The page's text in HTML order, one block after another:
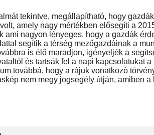
tekintve, megállapítható, hogy
amely nagy mértékben elősegíti a
ami nagyon lényeges, hogy a gazdák
segítik a térség mezőgazdáinak a
is élő maradjon, igényeljék a
és tartsák fel a napi kapcsolatukat
továbbá, hogy a rájuk vonatkozó
nem megy jogsegély útján, amiben